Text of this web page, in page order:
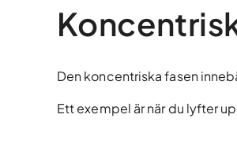
Den koncentriska fasen
Ett exempel är när du lyfter